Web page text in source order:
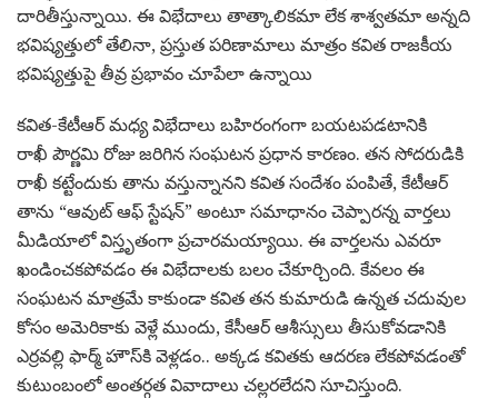
దారితీస్తున్నాయి. ఈ విభేదాలు తాత్కాలికమా లేక శాశ్వతమా అన్నది
భవిష్యత్తులో తేలినా, ప్రస్తుత పరిణామాలు మాత్రం కవిత రాజకీయ
భవిష్యత్తుపై తీవ్ర ప్రభావం చూపేలా ఉన్నాయి
కవిత-కేటీఆర్ మధ్య విభేదాలు బహిరంగంగా బయటపడటానికి
రాఖీ పౌర్ణమి రోజు జరిగిన సంఘటన ప్రధాన కారణం. తన సోదరుడికి
రాఖీ కట్టేందుకు తాను వస్తున్నానని కవిత సందేశం పంపితే, కేటీఆర్
తాను “ఆవుట్ ఆఫ్ స్టేషన్” అంటూ సమాధానం చెప్పారన్న వార్తలు
మీడియాలో విస్తృతంగా ప్రచారమయ్యాయి. ఈ వార్తలను ఎవరూ
ఖండించకపోవడం ఈ విభేదాలకు బలం చేకూర్చింది. కేవలం ఈ
సంఘటన మాత్రమే కాకుండా కవిత తన కుమారుడి ఉన్నత చదువుల
కోసం అమెరికాకు వెళ్లే ముందు, కేసీఆర్ ఆశీస్సులు తీసుకోవడానికి
ఎర్రవల్లి ఫార్మ్ హౌస్‌కి వెళ్లడం.. అక్కడ కవితకు ఆదరణ లేకపోవడంతో
కుటుంబంలో అంతర్గత వివాదాలు చల్లరలేదని సూచిస్తుంది.